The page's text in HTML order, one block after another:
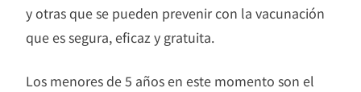
y otras que se pueden prevenir con la vacunación
que es segura, eficaz y gratuita.
Los menores de 5 años en este momento son el